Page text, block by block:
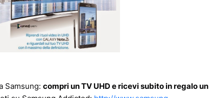
Samsung: compri un TV UHD e ricevi subito in regalo un